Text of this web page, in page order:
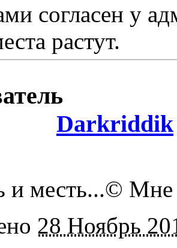
согласен у
растут.
Darkriddik
и месть...© Мне
28 Ноябрь